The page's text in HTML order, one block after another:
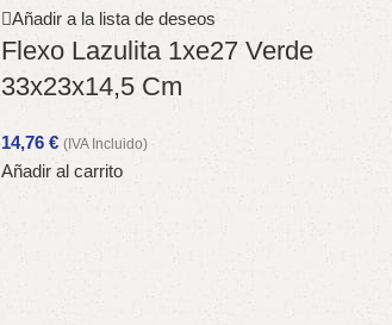
Añadir a la lista de deseos
Flexo Lazulita 1xe27 Verde
33x23x14,5 Cm
14,76 € (IVA Incluido)
Añadir al carrito